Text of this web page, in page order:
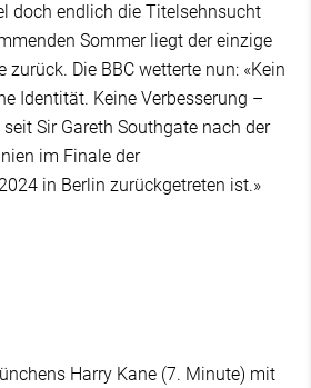
doch endlich die Titelsehnsucht
Sommer liegt der einzige
Die BBC wetterte nun: «Kein
Identität. Keine Verbesserung –
Sir Gareth Southgate nach der
im Finale der
in Berlin zurückgetreten ist.»
Harry Kane (7. Minute) mit